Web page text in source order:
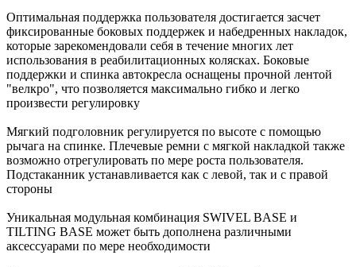
Оптимальная поддержка пользователя достигается засчет
фиксированные боковых поддержек и набедренных накладок,
которые зарекомендовали себя в течение многих лет
использования в реабилитационных колясках. Боковые
поддержки и спинка автокресла оснащены прочной лентой
"велкро", что позволяется максимально гибко и легко
произвести регулировку
Мягкий подголовник регулируется по высоте с помощью
рычага на спинке. Плечевые ремни с мягкой накладкой также
возможно отрегулировать по мере роста пользователя.
Подстаканник устанавливается как с левой, так и с правой
стороны
Уникальная модульная комбинация SWIVEL BASE и
TILTING BASE может быть дополнена различными
аксессуарами по мере необходимости